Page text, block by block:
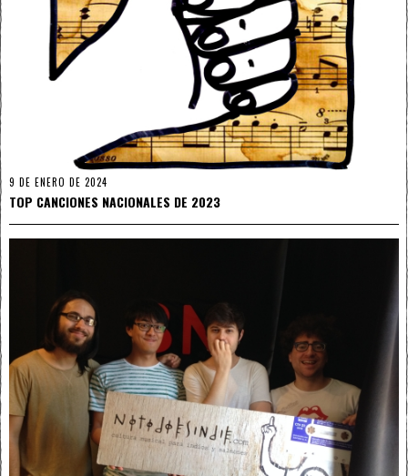
9 DE ENERO DE 2024
TOP CANCIONES NACIONALES DE 2023